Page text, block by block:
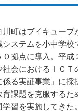
町はブイキューブ
システムを小中学校
０拠点に導入。平成
会におけるＩＣＴ
係る実証事業」に採
課題を克服するた
学習を実施してきた